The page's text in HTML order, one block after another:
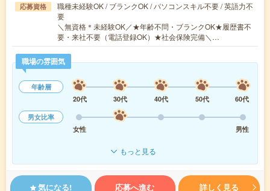
応募資格
職種未経験OK / ブランクOK / パソコンスキル不要 / 英語力不
要
＼無資格＊未経験OK／★年齢不問・ブランクOK★履歴書不
要・来社不要（電話登録OK）★社会保険完備＼…
職場の雰囲気
年齢層
20代
30代 40代 50代
60代
男女比率
女性
男性
もっと見る
気になる! 応募へ進む 詳しく見る